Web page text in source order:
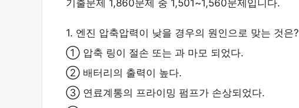
기출문제 1,860문제 중 1,501~1,560문제입니다.
1. 엔진 압축압력이 낮을 경우의 원인으로 맞는 것은?
① 압축 링이 절손 또는 과 마모 되었다.
② 배터리의 출력이 높다.
③ 연료계통의 프라이밍 펌프가 손상되었다.